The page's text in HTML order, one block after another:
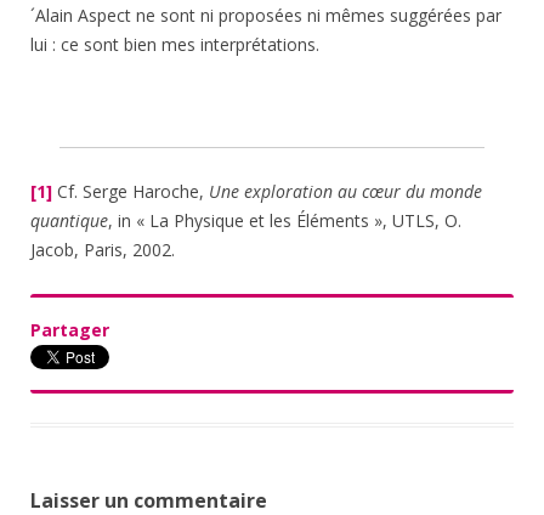
´Alain Aspect ne sont ni proposées ni mêmes suggérées par
lui : ce sont bien mes interprétations.
[1] Cf. Serge Haroche, Une exploration au cœur du monde
quantique, in « La Physique et les Éléments », UTLS, O.
Jacob, Paris, 2002.
Partager
Laisser un commentaire